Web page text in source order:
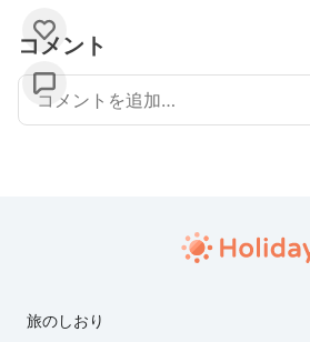
コメント
旅のしおり